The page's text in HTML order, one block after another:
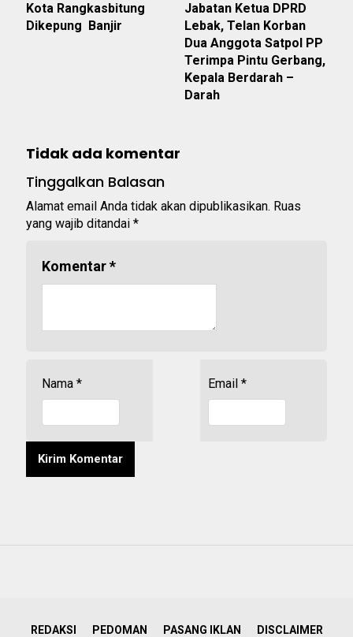
Kota Rangkasbitung
Dikepung Banjir
Jabatan Ketua DPRD
Lebak, Telan Korban
Dua Anggota Satpol PP
Terimpa Pintu Gerbang,
Kepala Berdarah –
Darah
Tidak ada komentar
Tinggalkan Balasan
Alamat email Anda tidak akan dipublikasikan. Ruas
yang wajib ditandai *
Komentar*
Nama * Email *
REDAKSI PEDOMAN PASANG IKLAN DISCLAIMER